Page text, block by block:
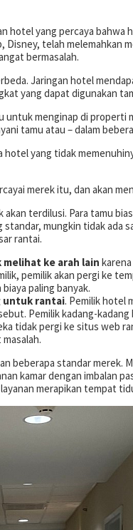
hotel yang percaya bahwa
telah melemahkan
bermasalah.
Jaringan hotel
yang dapat digunakan
untuk menginap di
tamu atau – dalam
yang tidak
merek itu, dan akan
akan terdilusi. Para tamu
mungkin tidak ada
rantai.
ke arah lain
pemilik akan pergi ke
paling banyak.
untuk rantai. Pemilik hotel
Pemilik kadang-
tidak pergi ke situs web
beberapa standar merek.
kamar dengan imbalan
merapikan tempat